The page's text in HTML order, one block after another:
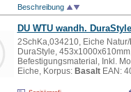
Beschreibung
DU WTU wandh.
2SchKa,034210, Eiche Natur/
DuraStyle,
Befestigungsmaterial, Inkl.
Eiche, Korpus: BasaltEAN: